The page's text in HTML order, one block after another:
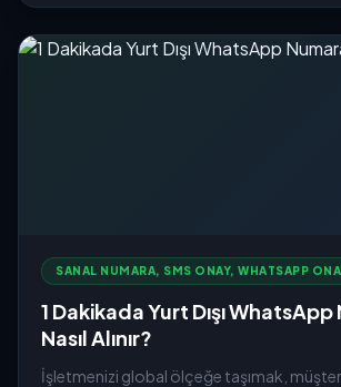
SANAL NUMARA, SMS ONAY, WHATSAPP
1 Dakikada Yurt Dışı WhatsApp
Nasıl Alınır?
İşletmenizi global ölçeğe taşımak,